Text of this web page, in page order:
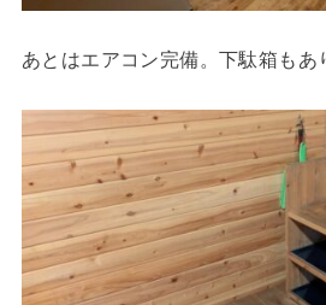
あとはエアコン完備。下駄箱もあ